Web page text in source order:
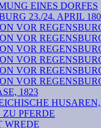
EINES DORFES
23./24. APRIL
VOR
VOR
VOR REGENSBURG
VOR
VOR
VOR
1823
HUSAREN,
PFERDE
WREDE